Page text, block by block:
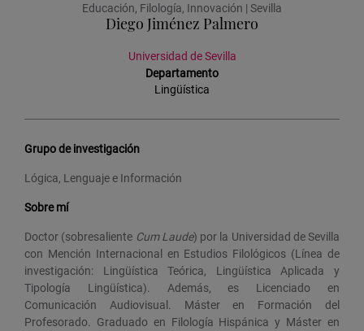
Educación, Filología, Innovación | Sevilla
Diego Jiménez Palmero
Universidad de Sevilla
Departamento
Lingüística
Grupo de investigación
Lógica, Lenguaje e Información
Sobre mí
Doctor (sobresaliente Cum Laude) por la Universidad de Sevilla
con Mención Internacional en Estudios Filológicos (Línea de
investigación: Lingüística Teórica, Lingüística Aplicada y
Tipología Lingüística). Además, es Licenciado en
Comunicación Audiovisual. Máster en Formación del
Profesorado. Graduado en Filología Hispánica y Máster en